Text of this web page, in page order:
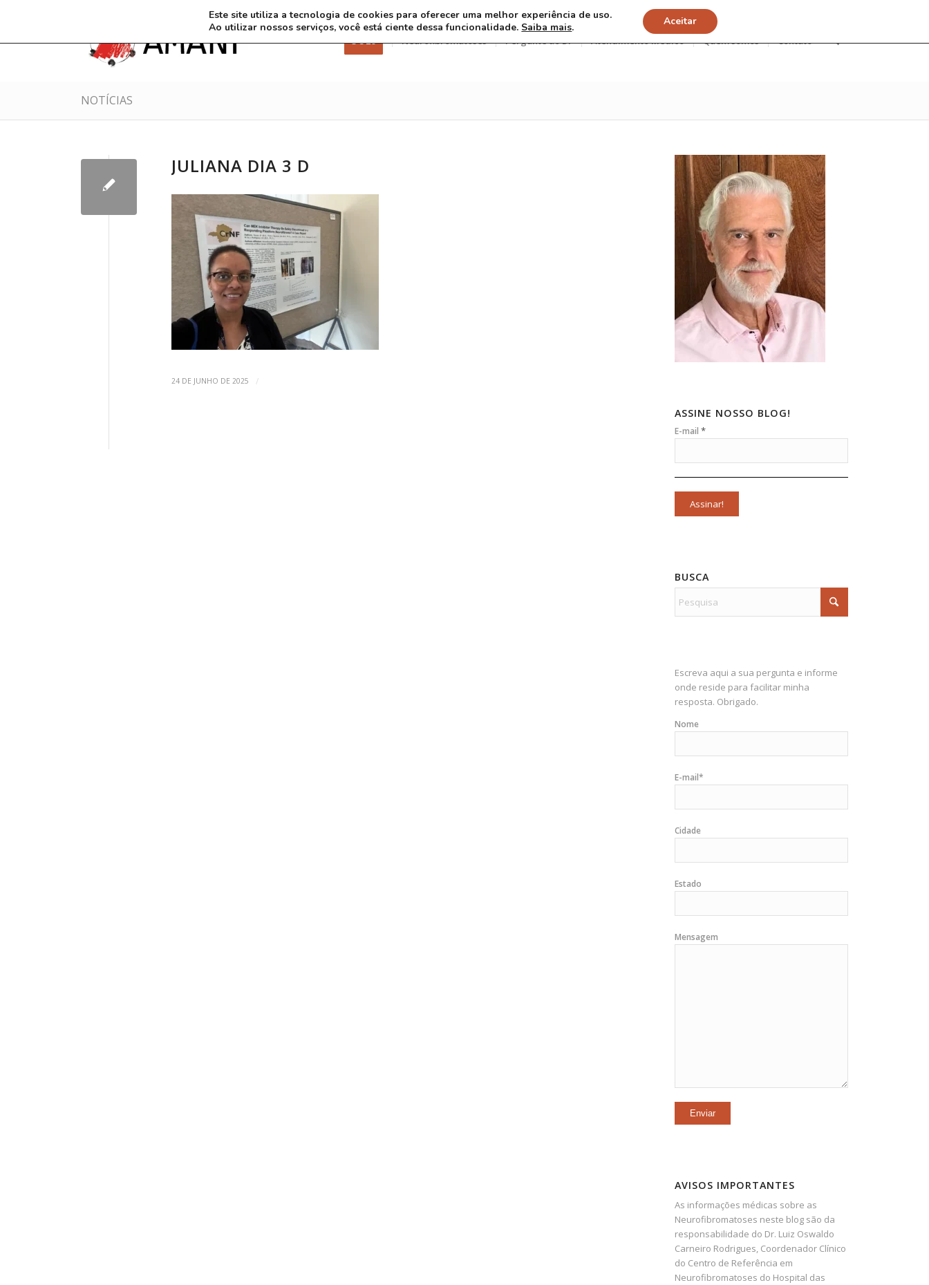
3 8 26 Neurofibromatoses Pergunte ao Dr Atendimento Médico Quem somos Contato
NOTÍCIAS
JULIANA DIA 3 D
24 DE JUNHO DE 2025 /
ASSINE NOSSO BLOG!
E-mail*
BUSCA
Escreva aqui a sua pergunta e informe
onde reside para facilitar minha
resposta. Obrigado.
Nome
E-mail*
Cidade
Estado
Mensagem
AVISOS IMPORTANTES
As informações médicas sobre as
Neurofibromatoses neste blog são da
responsabilidade do Dr. Luiz Oswaldo
Carneiro Rodrigues, Coordenador Clínico
do Centro de Referência em
Neurofibromatoses do Hospital das
Este site utiliza a tecnologia de cookies para oferecer uma melhor experiência de uso.
Ao utilizar nossos serviços, você está ciente dessa funcionalidade. Saiba mais. Aceitar